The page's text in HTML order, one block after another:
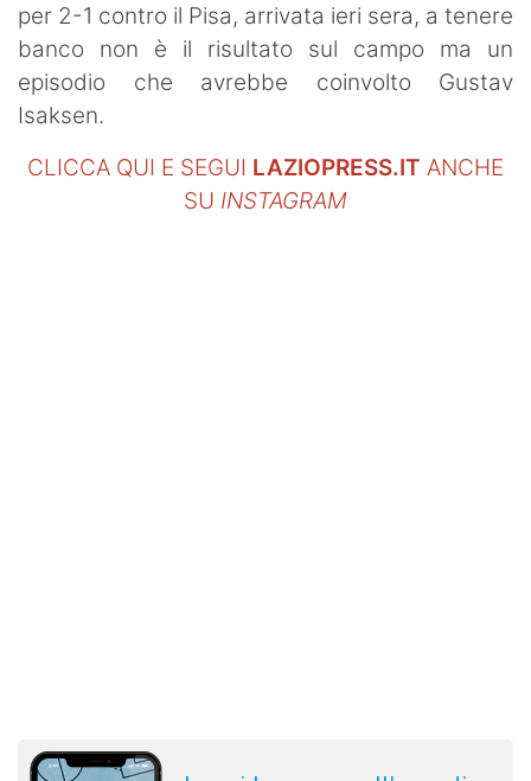
per 2-1 contro il Pisa, arrivata ieri sera, a tenere
banco non è il risultato sul campo ma un
episodio che avrebbe coinvolto Gustav
Isaksen.
CLICCA QUI E SEGUI LAZIOPRESS.IT ANCHE
SU INSTAGRAM